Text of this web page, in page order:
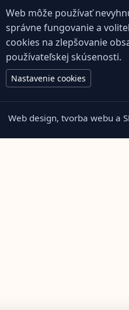
Web môže používať
správne fungovanie a
cookies na zlepšovanie
používateľskej skúsenosti.
Nastavenie cookies
Web design, tvorba webu a